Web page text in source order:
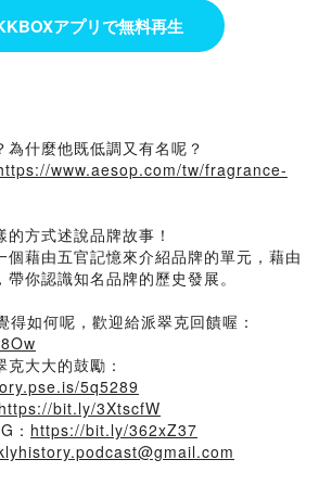
アプリで無料再生
什麼他既低調又有名呢？
www.aesop.com/tw/fragrance-
方式述說品牌故事！
個藉由五官記憶來介紹品牌的單元，藉由
你認識知名品牌的歷史發展。
得如何呢，歡迎給派翠克回饋喔：
大大的鼓勵：
5q5289
https://bit.ly/3XtscfW
： https://bit.ly/362xZ37